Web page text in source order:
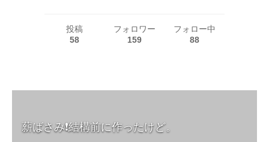
投稿
58
フォロワー
159
フォロー中
88
薪ばさみ❗️結構前に作ったけど。